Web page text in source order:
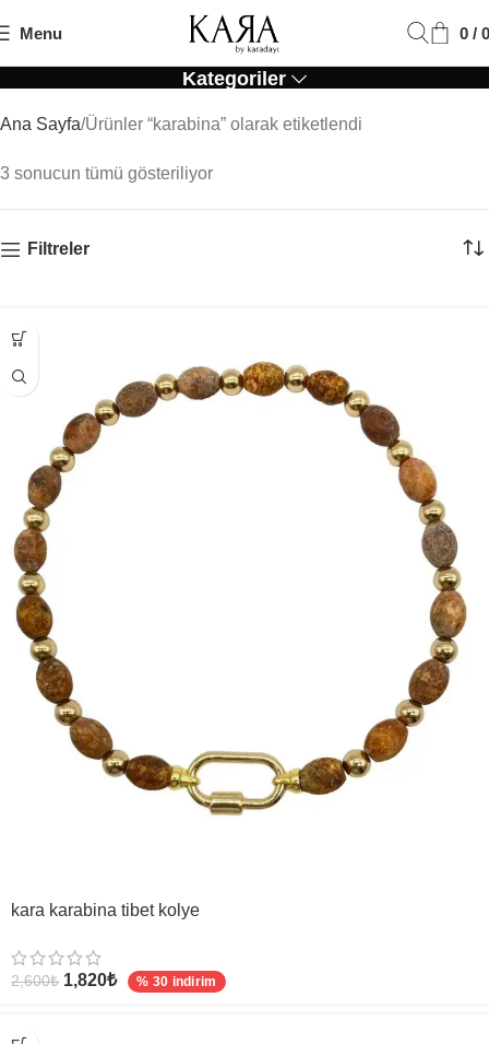
Menu 0 / 0
Karabina
Kategoriler
Ana Sayfa Ürünler “karabina” olarak etiketlendi
3 sonucun tümü gösteriliyor
Filtreler
kara karabina tibet kolye
2,600₺ 1,820₺ % 30 indirim